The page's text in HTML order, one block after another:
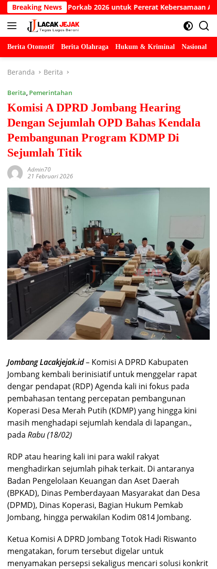
Langsung
ke
konten
Breaking News
Gelar Porkab 2026 untuk Pererat Kebersamaan ASN
Berita Otomotif Berita Olahraga Hukum & Kriminal Nasional
Beranda Berita
Berita, Pemerintahan
Komisi A DPRD Jombang Hearing
Dengan Sejumlah OPD Bahas Kendala
Pembangunan Program KDMP Di
Sejumlah Titik
Admin70
21 Februari 2026
Jombang Lacakjejak.id– Komisi A DPRD Kabupaten
Jombang kembali berinisiatif untuk menggelar rapat
dengar pendapat (RDP) Agenda kali ini fokus pada
pembahasan tentang percepatan pembangunan
Koperasi Desa Merah Putih (KDMP) yang hingga kini
masih menghadapi sejumlah kendala di lapangan.,
pada Rabu (18/02)
RDP atau hearing kali ini para wakil rakyat
menghadirkan sejumlah pihak terkait. Di antaranya
Badan Pengelolaan Keuangan dan Aset Daerah
(BPKAD), Dinas Pemberdayaan Masyarakat dan Desa
(DPMD), Dinas Koperasi, Bagian Hukum Pemkab
Jombang, hingga perwakilan Kodim 0814 Jombang.
Ketua Komisi A DPRD Jombang Totok Hadi Riswanto
mengatakan, forum tersebut digelar untuk
menyamakan persepsi sekaligus mencari solusi konkrit